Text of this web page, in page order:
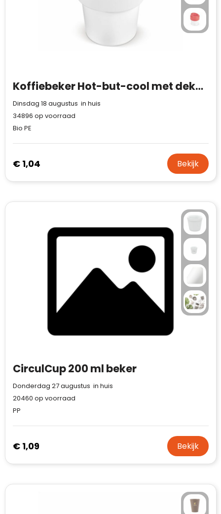
Koffiebeker Hot-but-cool met deksel 240ml
Dinsdag 18 augustus in huis
34896 op voorraad
Bio PE
€ 1,04 Bekijk
CirculCup 200 ml beker
Donderdag 27 augustus in huis
20460 op voorraad
PP
€ 1,09 Bekijk